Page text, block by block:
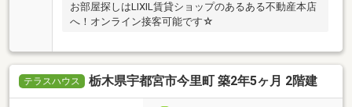
お部屋探しはLIXIL賃貸ショップのあるある不動産本店
へ！オンライン接客可能です☆
テラスハウス 栃木県宇都宮市今里町 築2年5ヶ月 2階建